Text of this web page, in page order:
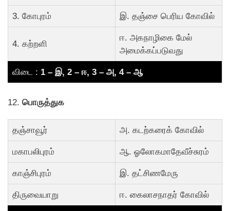
3. கோபுரம் இ. தஞ்சை பெரிய கோவில்
4. கற்றளி
ஈ. அகநாழிகை மேல்
அமைக்கப்படுவது
விடை : 1 – இ, 2 – ஈ, 3 – அ, 4 – ஆ
12. பொருத்துக
தஞ்சாவூர் அ. கடற்கரைக் கோவில்
மகாபலிபுரம் ஆ. ஓலோகமாதேவீச்சுரம்
காஞ்சிபுரம் இ. தட்சிணமேரு
திருவையாறு ஈ. கைலாசநாதர் கோவில்